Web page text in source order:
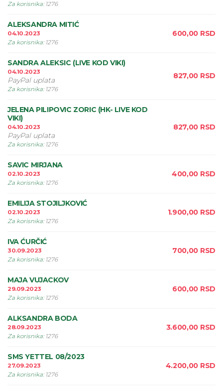
Za korisnika: 1276
ALEKSANDRA MITIĆ
04.10.2023
Za korisnika: 1276
600,00 RSD
SANDRA ALEKSIC (LIVE KOD VIKI)
04.10.2023
PayPal uplata
Za korisnika: 1276
827,00 RSD
JELENA PILIPOVIC ZORIC (HK- LIVE KOD
VIKI)
04.10.2023
PayPal uplata
Za korisnika: 1276
827,00 RSD
SAVIC MIRJANA
02.10.2023
Za korisnika: 1276
400,00 RSD
EMILIJA STOJILJKOVIĆ
02.10.2023
Za korisnika: 1276
1.900,00 RSD
IVA ĆURČIĆ
30.09.2023
Za korisnika: 1276
700,00 RSD
MAJA VUJACKOV
29.09.2023
Za korisnika: 1276
600,00 RSD
ALKSANDRA BODA
28.09.2023
Za korisnika: 1276
3.600,00 RSD
SMS YETTEL 08/2023
27.09.2023
Za korisnika: 1276
4.200,00 RSD